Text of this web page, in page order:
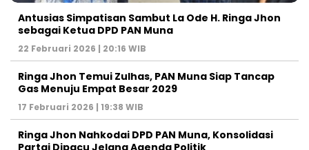
Antusias Simpatisan Sambut La Ode H. Ringa Jhon
sebagai Ketua DPD PAN Muna
22 Februari 2026 | 20:16 WIB
Ringa Jhon Temui Zulhas, PAN Muna Siap Tancap
Gas Menuju Empat Besar 2029
17 Februari 2026 | 19:38 WIB
Ringa Jhon Nahkodai DPD PAN Muna, Konsolidasi
Partai Dipacu Jelang Agenda Politik